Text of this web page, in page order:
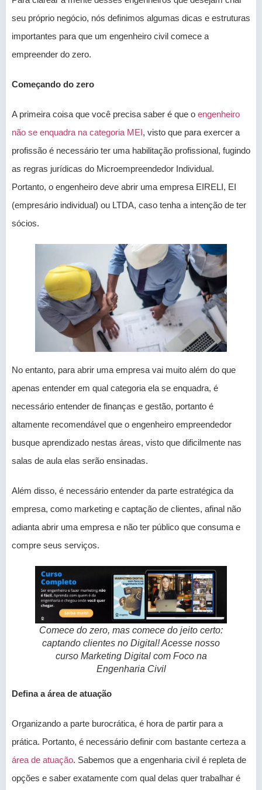
seu próprio negócio, nós definimos algumas dicas e estruturas
importantes para que um engenheiro civil comece a
empreender do zero.
Começando do zero
A primeira coisa que você precisa saber é que o engenheiro
não se enquadra na categoria MEI, visto que para exercer a
profissão é necessário ter uma habilitação profissional, fugindo
as regras jurídicas do Microempreendedor Individual.
Portanto, o engenheiro deve abrir uma empresa EIRELI, EI
(empresário individual) ou LTDA, caso tenha a intenção de ter
sócios.
No entanto, para abrir uma empresa vai muito além do que
apenas entender em qual categoria ela se enquadra, é
necessário entender de finanças e gestão, portanto é
altamente recomendável que o engenheiro empreendedor
busque aprendizado nestas áreas, visto que dificilmente nas
salas de aula elas serão ensinadas.
Além disso, é necessário entender da parte estratégica da
empresa, como marketing e captação de clientes, afinal não
adianta abrir uma empresa e não ter público que consuma e
compre seus serviços.
Comece do zero, mas comece do jeito certo:
captando clientes no Digital! Acesse nosso
curso Marketing Digital com Foco na
Engenharia Civil
Defina a área de atuação
Organizando a parte burocrática, é hora de partir para a
prática. Portanto, é necessário definir com bastante certeza a
área de atuação. Sabemos que a engenharia civil é repleta de
opções e saber exatamente com qual delas quer trabalhar é